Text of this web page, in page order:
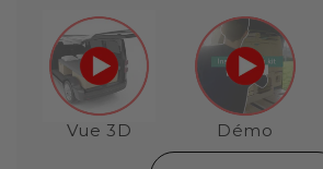
Vue 3D Démo